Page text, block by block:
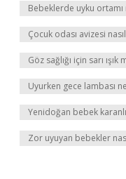
Bebeklerde uyku ortamı
Çocuk odası avizesi
Göz sağlığı için sarı ışık
Uyurken gece lambası
Yenidoğan bebek
Zor uyuyan bebekler